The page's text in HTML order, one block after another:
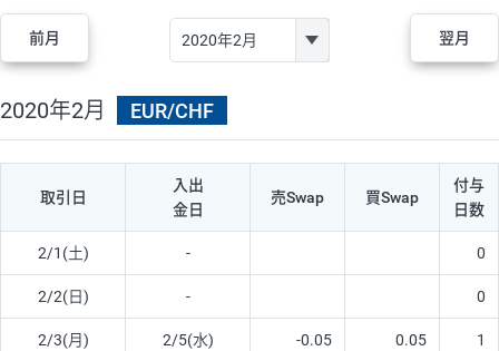
前月 翌月
2020年2月 EUR/CHF
取引日
入出
金日
売Swap 買Swap
付与
日数
2/1(土) - 0
2/2(日) - 0
2/3(月) 2/5(水) -0.05 0.05 1